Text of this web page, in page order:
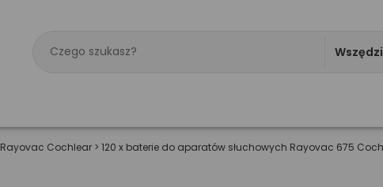
Rayovac Cochlear > 120 x baterie do aparatów słuchowych Rayovac 675